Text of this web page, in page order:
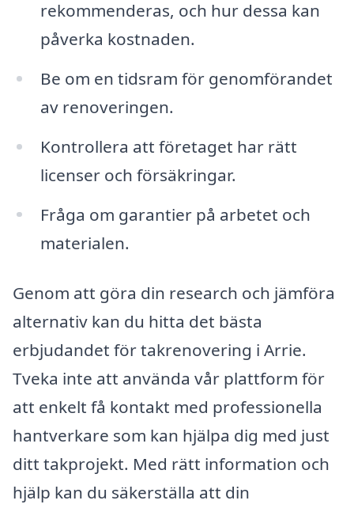
rekommenderas, och hur dessa kan
påverka kostnaden.
Be om en tidsram för genomförandet
av renoveringen.
Kontrollera att företaget har rätt
licenser och försäkringar.
Fråga om garantier på arbetet och
materialen.
Genom att göra din research och jämföra
alternativ kan du hitta det bästa
erbjudandet för takrenovering i Arrie.
Tveka inte att använda vår plattform för
att enkelt få kontakt med professionella
hantverkare som kan hjälpa dig med just
ditt takprojekt. Med rätt information och
hjälp kan du säkerställa att din